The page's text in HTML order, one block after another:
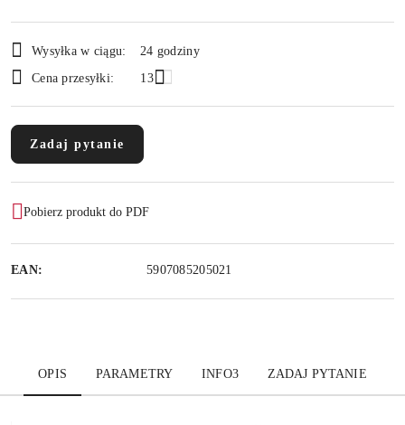
i
dostawa
Wysyłka w ciągu:
24 godziny
Cena przesyłki:
13
Zadaj pytanie
Pobierz produkt do PDF
EAN: 5907085205021
OPIS PARAMETRY INFO3 ZADAJ PYTANIE